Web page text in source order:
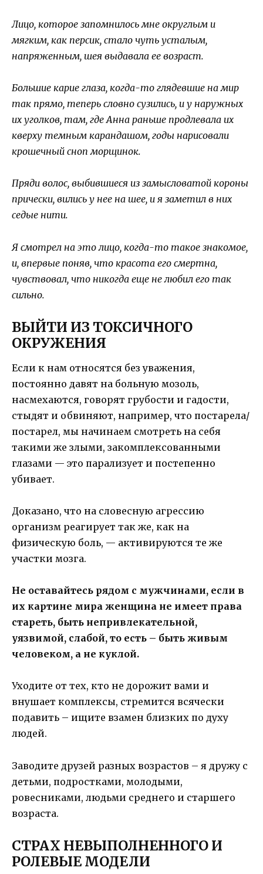
Лицо, которое запомнилось мне округлым и
мягким, как персик, стало чуть усталым,
напряженным, шея выдавала ее возраст.
Большие карие глаза, когда-то глядевшие на мир
так прямо, теперь словно сузились, и у наружных
их уголков, там, где Анна раньше продлевала их
кверху темным карандашом, годы нарисовали
крошечный сноп морщинок.
Пряди волос, выбившиеся из замысловатой короны
прически, вились у нее на шее, и я заметил в них
седые нити.
Я смотрел на это лицо, когда-то такое знакомое,
и, впервые поняв, что красота его смертна,
чувствовал, что никогда еще не любил его так
сильно.
ВЫЙТИ ИЗ ТОКСИЧНОГО
ОКРУЖЕНИЯ
Если к нам относятся без уважения,
постоянно давят на больную мозоль,
насмехаются, говорят грубости и гадости,
стыдят и обвиняют, например, что постарела/
постарел, мы начинаем смотреть на себя
такими же злыми, закомплексованными
глазами — это парализует и постепенно
убивает.
Доказано, что на словесную агрессию
организм реагирует так же, как на
физическую боль, — активируются те же
участки мозга.
Не оставайтесь рядом с мужчинами, если в
их картине мира женщина не имеет права
стареть, быть непривлекательной,
уязвимой, слабой, то есть – быть живым
человеком, а не куклой.
Уходите от тех, кто не дорожит вами и
внушает комплексы, стремится всячески
подавить – ищите взамен близких по духу
людей.
Заводите друзей разных возрастов – я дружу с
детьми, подростками, молодыми,
ровесниками, людьми среднего и старшего
возраста.
СТРАХ НЕВЫПОЛНЕННОГО И
РОЛЕВЫЕ МОДЕЛИ